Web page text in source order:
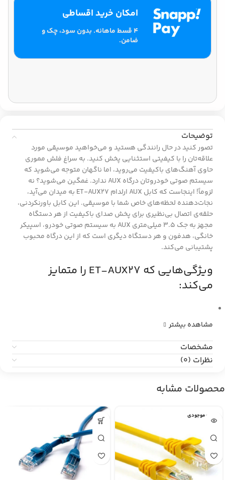
امکان خرید اقساطی
۴ قسط ماهانه. بدون سود، چک و
ضامن.
توضیحات
تصور کنید در حال رانندگی هستید و می‌خواهید موسیقی مورد
علاقه‌تان را با کیفیتی استثنایی پخش کنید. به سراغ فلش مموری
حاوی آهنگ‌های باکیفیت می‌روید، اما ناگهان متوجه می‌شوید که
سیستم صوتی خودروتان درگاه AUX ندارد. غمگین می‌شوید؟ نه
لزوماً! اینجاست که کابل AUX ارلدام ET-AUX27 به میدان می‌آید،
نجات‌دهنده لحظه‌های خاص شما با موسیقی. این کابل باورنکردنی،
حلقه‌ی اتصال بی‌نظیری برای پخش صدای باکیفیت از هر دستگاه
مجهز به جک 3.5 میلی‌متری AUX به سیستم صوتی خودرو، اسپیکر
خانگی، هدفون و هر دستگاه دیگری است که از این درگاه محبوب
پشتیبانی می‌کند.
ویژگی‌هایی که ET-AUX27 را متمایز
می‌کند:
مشاهده بیشتر
مشخصات
نظرات (0)
محصولات مشابه
اتمام موجودی